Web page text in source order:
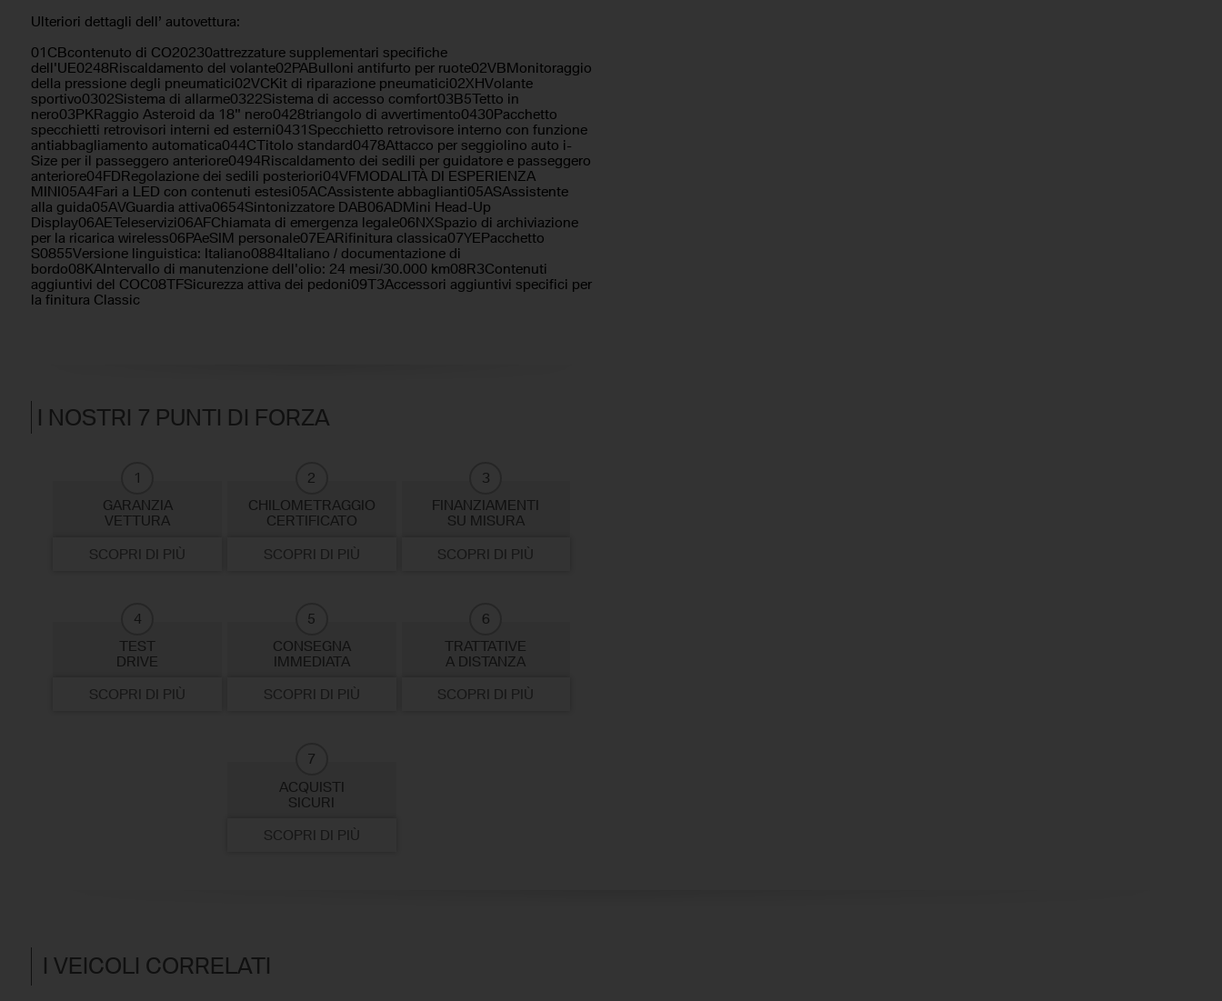
Ulteriori dettagli dell’ autovettura:
01CBcontenuto di CO20230attrezzature supplementari specifiche
dell'UE0248Riscaldamento del volante02PABulloni antifurto per ruote02VBMonitoraggio
della pressione degli pneumatici02VCKit di riparazione pneumatici02XHVolante
sportivo0302Sistema di allarme0322Sistema di accesso comfort03B5Tetto in
nero03PKRaggio Asteroid da 18" nero0428triangolo di avvertimento0430Pacchetto
specchietti retrovisori interni ed esterni0431Specchietto retrovisore interno con funzione
antiabbagliamento automatica044CTitolo standard0478Attacco per seggiolino auto i-
Size per il passeggero anteriore0494Riscaldamento dei sedili per guidatore e passeggero
anteriore04FDRegolazione dei sedili posteriori04VFMODALITÀ DI ESPERIENZA
MINI05A4Fari a LED con contenuti estesi05ACAssistente abbaglianti05ASAssistente
alla guida05AVGuardia attiva0654Sintonizzatore DAB06ADMini Head-Up
Display06AETeleservizi06AFChiamata di emergenza legale06NXSpazio di archiviazione
per la ricarica wireless06PAeSIM personale07EARifinitura classica07YEPacchetto
S0855Versione linguistica: Italiano0884Italiano / documentazione di
bordo08KAIntervallo di manutenzione dell'olio: 24 mesi/30.000 km08R3Contenuti
aggiuntivi del COC08TFSicurezza attiva dei pedoni09T3Accessori aggiuntivi specifici per
la finitura Classic
I NOSTRI 7 PUNTI DI FORZA
1
GARANZIA
VETTURA
SCOPRI DI PIÙ
2
CHILOMETRAGGIO
CERTIFICATO
SCOPRI DI PIÙ
3
FINANZIAMENTI
SU MISURA
SCOPRI DI PIÙ
4
TEST
DRIVE
SCOPRI DI PIÙ
5
CONSEGNA
IMMEDIATA
SCOPRI DI PIÙ
6
TRATTATIVE
A DISTANZA
SCOPRI DI PIÙ
7
ACQUISTI
SICURI
SCOPRI DI PIÙ
I VEICOLI CORRELATI